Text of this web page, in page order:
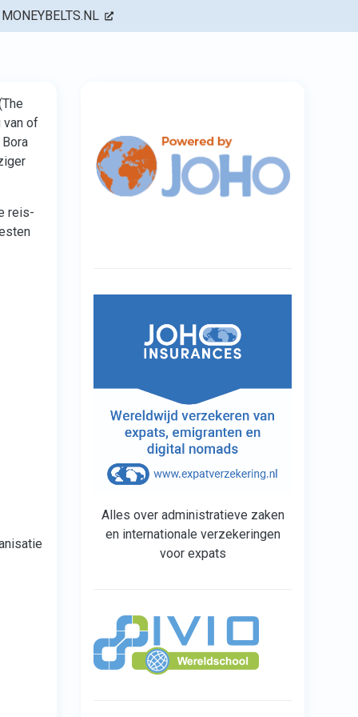
MONEYBELTS.NL
van of
reis-
Alles over administratieve zaken
en internationale verzekeringen
voor expats